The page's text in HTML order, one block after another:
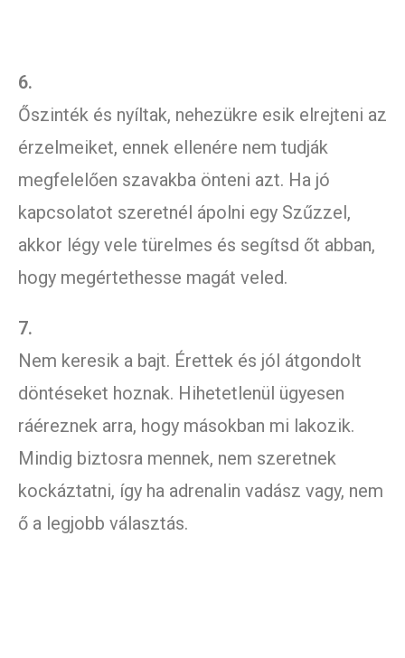
6.
Őszinték és nyíltak, nehezükre esik elrejteni az
érzelmeiket, ennek ellenére nem tudják
megfelelően szavakba önteni azt. Ha jó
kapcsolatot szeretnél ápolni egy Szűzzel,
akkor légy vele türelmes és segítsd őt abban,
hogy megértethesse magát veled.
7.
Nem keresik a bajt. Érettek és jól átgondolt
döntéseket hoznak. Hihetetlenül ügyesen
ráéreznek arra, hogy másokban mi lakozik.
Mindig biztosra mennek, nem szeretnek
kockáztatni, így ha adrenalin vadász vagy, nem
ő a legjobb választás.